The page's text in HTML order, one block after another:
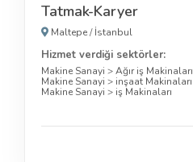
Tatmak-Karyer
Maltepe/İstanbul
Hizmet verdiği sektörler:
Makine Sanayi >Ağır iş Makinaları
Makine Sanayi > inşaat Makinaları
Makine Sanayi > iş Makinaları